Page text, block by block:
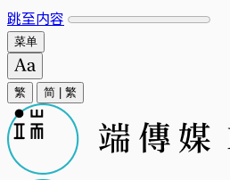
跳至内容
菜单
繁 简 繁